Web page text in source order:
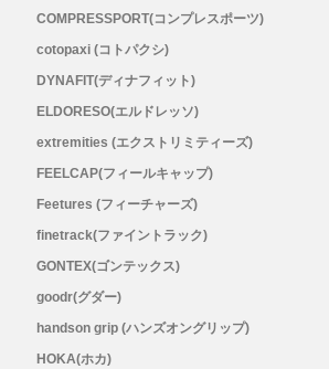
COMPRESSPORT(コンプレスポーツ)
cotopaxi (コトパクシ)
DYNAFIT(ディナフィット)
ELDORESO(エルドレッソ)
extremities (エクストリミティーズ)
FEELCAP(フィールキャップ)
Feetures (フィーチャーズ)
finetrack(ファイントラック)
GONTEX(ゴンテックス)
goodr(グダー)
handson grip (ハンズオングリップ)
HOKA(ホカ)